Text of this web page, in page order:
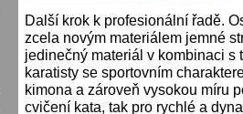
Další krok k profesionální řadě.
zcela novým materiálem jemné
jedinečný materiál v kombinaci s
karatisty se sportovním
kimona a zároveň vysokou míru
cvičení kata, tak pro rychlé a